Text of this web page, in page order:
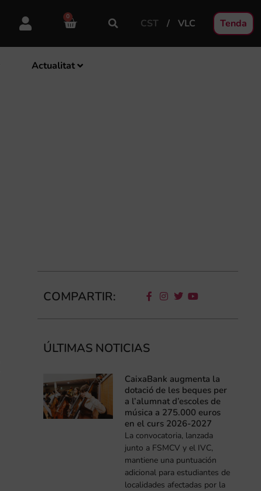
0
CST VLC Tenda
Actualitat
COMPARTIR:
ÚLTIMAS NOTICIAS
CaixaBank augmenta la
dotació de les beques per
a l’alumnat d’escoles de
música a 275.000 euros
en el curs 2026-2027
La convocatoria, lanzada
junto a FSMCV y el IVC,
mantiene una puntuación
adicional para estudiantes de
localidades afectadas por la